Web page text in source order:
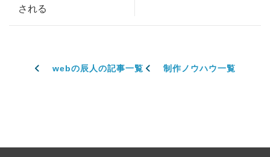
される
webの辰人の記事一覧 制作ノウハウ一覧